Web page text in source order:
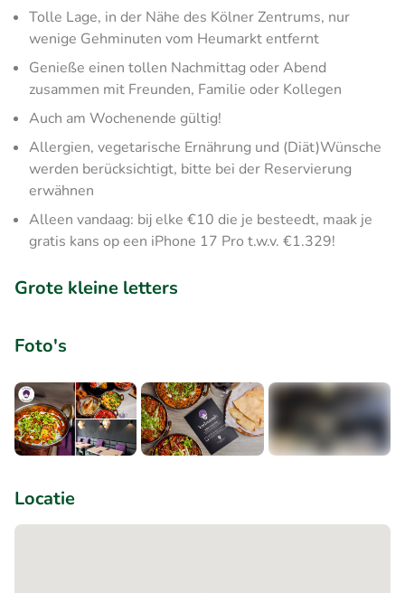
Tolle Lage, in der Nähe des Kölner Zentrums, nur
wenige Gehminuten vom Heumarkt entfernt
Genieße einen tollen Nachmittag oder Abend
zusammen mit Freunden, Familie oder Kollegen
Auch am Wochenende gültig!
Allergien, vegetarische Ernährung und (Diät)Wünsche
werden berücksichtigt, bitte bei der Reservierung
erwähnen
Alleen vandaag: bij elke €10 die je besteedt, maak je
gratis kans op een iPhone 17 Pro t.w.v. €1.329!
Grote kleine letters
Foto's
Locatie